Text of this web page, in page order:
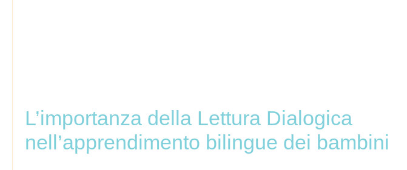
L’importanza della Lettura Dialogica
nell’apprendimento bilingue dei bambini